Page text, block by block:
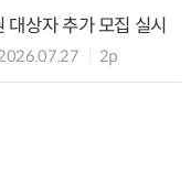
대상자 추가 모집 실시
2p